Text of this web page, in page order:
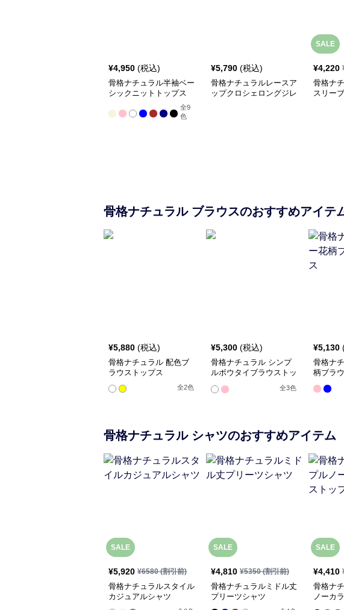
¥4,950 (税込)
骨格ナチュラル半袖ベー
シックニットトップス
全9
色
¥5,790 (税込)
骨格ナチュラルレースア
ップクロシェロングジレ
SALE
¥4,220
骨格ナ
スリー
骨格ナチュラル ブラウスのおすすめアイテ
¥5,880 (税込)
骨格ナチュラル 配色ブ
ラウストップス
全2色
¥5,300 (税込)
骨格ナチュラル シンプ
ルボウタイブラウストッ
全3色
¥5,130
骨格ナ
柄ブラ
骨格ナチュラル シャツのおすすめアイテム
SALE
¥5,920 ¥6580(割引前)
骨格ナチュラルスタイル
カジュアルシャツ
SALE
¥4,810 ¥5350(割引前)
骨格ナチュラルミドル丈
プリーツシャツ
SALE
¥4,410
骨格ナ
ノーカ